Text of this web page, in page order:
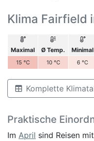
Klima Fairfield
Maximal Ø Temp. Minimal
15 °C 10 °C 6 °C
Komplette
Praktische
Im April sind Reisen